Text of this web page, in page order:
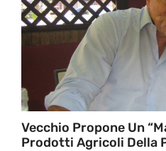
Vecchio Propone Un
Prodotti Agricoli Della